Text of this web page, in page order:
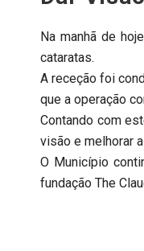
Na manhã de
cataratas.
A receção foi
que a operação
Contando com
visão e melhorar
O Município
fundação The